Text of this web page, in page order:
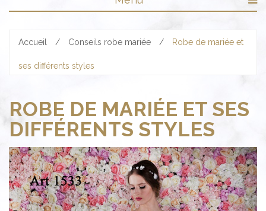
Accueil / Conseils robe mariée / Robe de mariée et
ses différents styles
ROBE DE MARIÉE ET SES
DIFFÉRENTS STYLES